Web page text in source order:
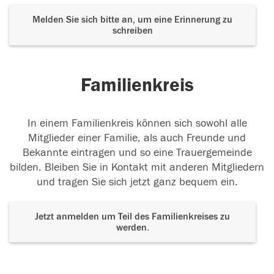
Melden Sie sich bitte an, um eine Erinnerung zu
schreiben
Familienkreis
In einem Familienkreis können sich sowohl alle
Mitglieder einer Familie, als auch Freunde und
Bekannte eintragen und so eine Trauergemeinde
bilden. Bleiben Sie in Kontakt mit anderen Mitgliedern
und tragen Sie sich jetzt ganz bequem ein.
Jetzt anmelden um Teil des Familienkreises zu
werden.